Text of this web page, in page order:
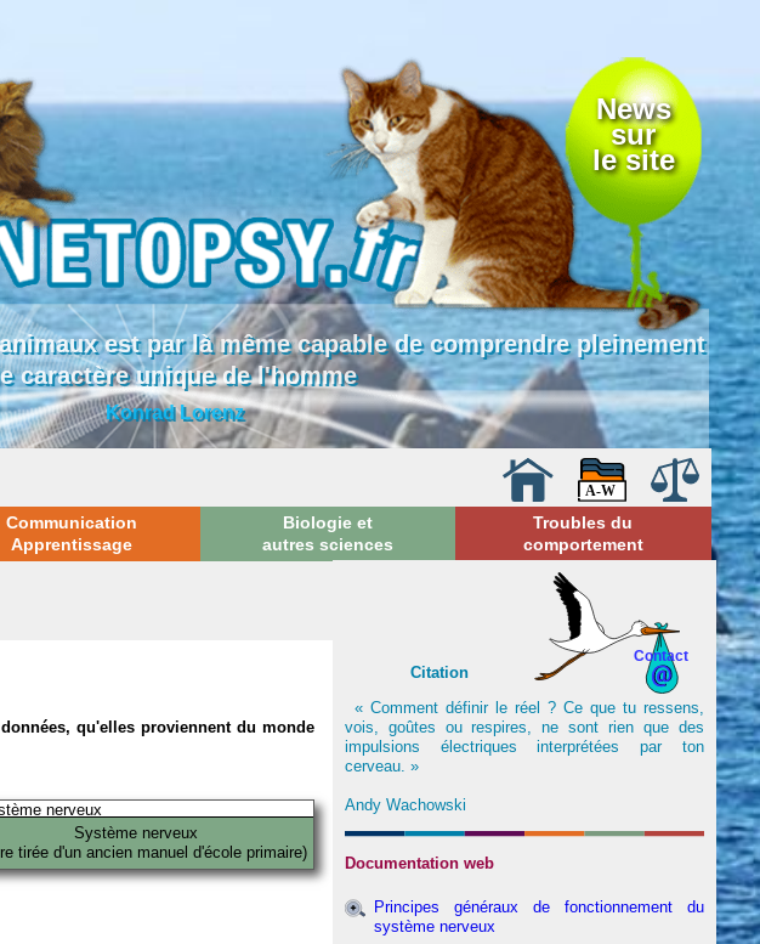
News
sur
le site
est par là même capable de comprendre pleinement
caractère unique de l'homme
Konrad Lorenz
Communication
Apprentissage
Biologie et
autres sciences
Troubles du
comportement
qu'elles proviennent du monde
Système nerveux
tirée d'un ancien manuel d'école primaire)
Contact
Citation
« Comment définir le réel ? Ce que tu ressens,
vois, goûtes ou respires, ne sont rien que des
impulsions électriques interprétées par ton
cerveau. »
Andy Wachowski
Documentation web
Principes généraux de fonctionnement du
système nerveux